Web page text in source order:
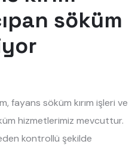
söküm
fayans söküm kırım işleri ve
hizmetlerimiz mevcuttur.
kontrollü şekilde